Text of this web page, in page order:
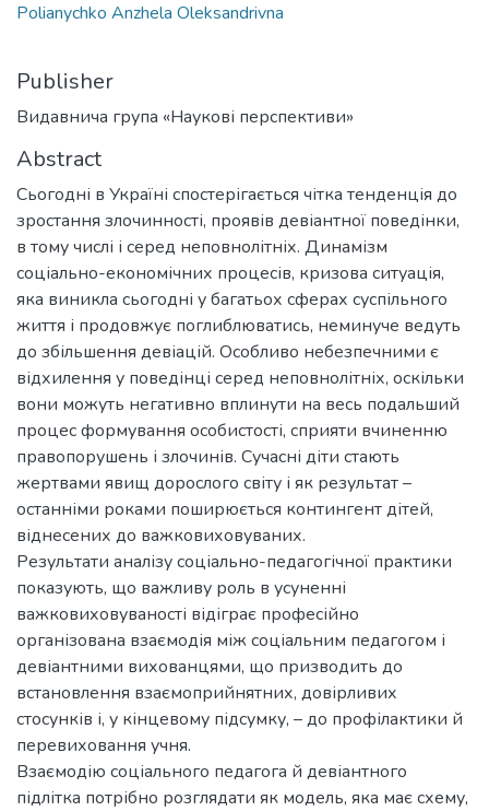
Polianychko Anzhela Oleksandrivna
Publisher
Видавнича група «Наукові перспективи»
Abstract
Сьогодні в Україні спостерігається чітка тенденція до
зростання злочинності, проявів девіантної поведінки,
в тому числі і серед неповнолітніх. Динамізм
соціально-економічних процесів, кризова ситуація,
яка виникла сьогодні у багатьох сферах суспільного
життя і продовжує поглиблюватись, неминуче ведуть
до збільшення девіацій. Особливо небезпечними є
відхилення у поведінці серед неповнолітніх, оскільки
вони можуть негативно вплинути на весь подальший
процес формування особистості, сприяти вчиненню
правопорушень і злочинів. Сучасні діти стають
жертвами явищ дорослого світу і як результат –
останніми роками поширюється контингент дітей,
віднесених до важковиховуваних.
Результати аналізу соціально-педагогічної практики
показують, що важливу роль в усуненні
важковиховуваності відіграє професійно
організована взаємодія між соціальним педагогом і
девіантними вихованцями, що призводить до
встановлення взаємоприйнятних, довірливих
стосунків і, у кінцевому підсумку, – до профілактики й
перевиховання учня.
Взаємодію соціального педагога й девіантного
підлітка потрібно розглядати як модель, яка має схему,